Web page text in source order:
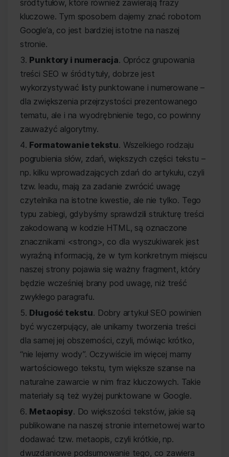
śródtytułów, które również zawierają frazy
kluczowe. Tym sposobem dajemy znać robotom
Google’a, co jest bardziej istotne na naszej
stronie.
Punktory i numeracja. Oprócz grupowania
treści SEO w śródtytuły, dobrze jest
wykorzystywać listy punktowane i numerowane –
dla zwiększenia przejrzystości prezentowanego
tematu, ale i na wyodrębnienie tego, co powinny
zauważyć algorytmy.
Formatowanie tekstu. Wszelkiego rodzaju
pogrubienia słów, zdań, większych części tekstu –
np. kilku wprowadzających zdań do artykułu, czyli
tzw. leadu, mają za zadanie zwrócić uwagę
czytelnika na istotne kwestie, ale nie tylko. Tego
typu zabiegi, gdybyśmy sprawdzili strukturę treści
zakodowaną w kodzie HTML, są oznaczone
znacznikami <strong>, co dla wyszukiwarek jest
wyraźną informacją, że w tym konkretnym miejscu
naszej strony pojawia się ważny fragment, który
będzie wcześniej brany pod uwagę, niż treść
zwykłego paragrafu.
Długość tekstu. Dobry artykuł SEO powinien
być wyczerpujący, ale unikamy tworzenia treści
dla samej jej obszerności, czyli, mówiąc krótko,
“nie lejemy wody”. Oczywiście im więcej mamy
wartościowego tekstu, tym większe szanse na
naturalne zawarcie w nim fraz kluczowych. Takie
materiały są też wyżej punktowane w Google.
Metaopisy. Do większości tekstów, jakie są
publikowane na naszej stronie internetowej warto
dodawać tzw. metaopis, czyli krótkie, np.
dwuzdaniowe podsumowanie tego, co zawiera